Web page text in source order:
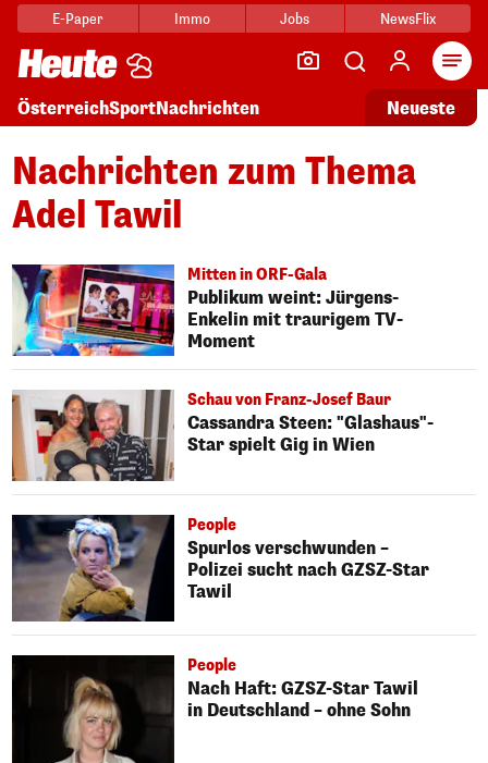
E-Paper Immo Jobs NewsFlix
ÖsterreichSportNachrichten Neueste
Nachrichten zum Thema
Adel Tawil
Mitten in ORF-Gala
Publikum weint: Jürgens-
Enkelin mit traurigem TV-
Moment
Schau von Franz-Josef Baur
Cassandra Steen: "Glashaus"-
Star spielt Gig in Wien
People
Spurlos verschwunden –
Polizei sucht nach GZSZ-Star
Tawil
People
Nach Haft: GZSZ-Star Tawil
in Deutschland – ohne Sohn